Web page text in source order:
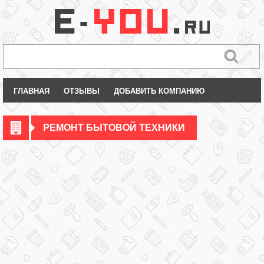
ГЛАВНАЯ ОТЗЫВЫ ДОБАВИТЬ КОМПАНИЮ
РЕМОНТ БЫТОВОЙ ТЕХНИКИ